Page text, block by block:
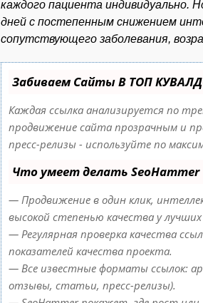
каждого пациента индивидуально.
дней с постепенным снижением
сопутствующего заболевания,
Забиваем Сайты В ТОП
Каждая ссылка анализируется по
продвижение сайта прозрачным и
пресс-релизы - используйте по
Что умеет делать SeoHammer
— Продвижение в один клик,
высокой степенью качества у
— Регулярная проверка качества
показателей качества проекта.
— Все известные форматы ссылок:
отзывы, статьи, пресс-релизы).